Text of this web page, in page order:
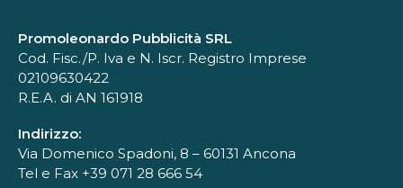
Promoleonardo Pubblicità SRL
Cod. Fisc./P. Iva e N. Iscr. Registro Imprese
02109630422
R.E.A. di AN 161918
Indirizzo:
Via Domenico Spadoni, 8 – 60131 Ancona
Tel e Fax +39 071 28 666 54